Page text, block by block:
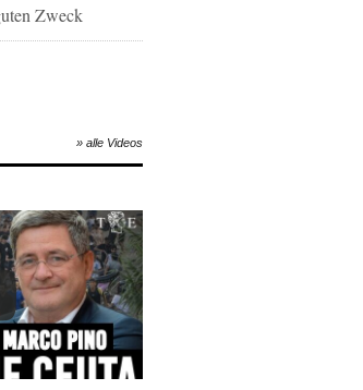
Zweck
» alle Videos